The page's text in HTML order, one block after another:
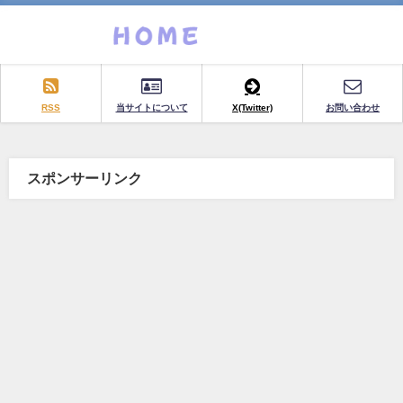
RSS 当サイトについて X(Twitter) お問い合わせ
スポンサーリンク